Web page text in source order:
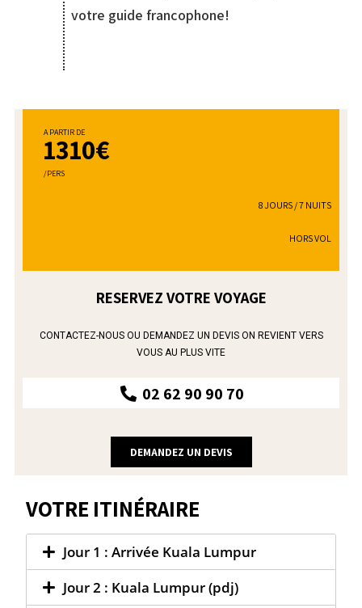
votre guide francophone!
A PARTIR DE
1310€
/PERS
8 JOURS / 7 NUITS
HORS VOL
RESERVEZ VOTRE VOYAGE
CONTACTEZ-NOUS OU DEMANDEZ UN DEVIS ON REVIENT VERS
VOUS AU PLUS VITE
02 62 90 90 70
DEMANDEZ UN DEVIS
VOTRE ITINÉRAIRE
Jour 1 : Arrivée Kuala Lumpur
Jour 2 : Kuala Lumpur (pdj)